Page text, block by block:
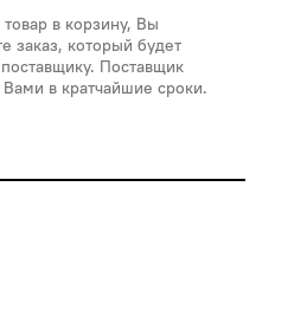
в корзину, Вы
заказ, который будет
Поставщик
Вами в кратчайшие сроки.